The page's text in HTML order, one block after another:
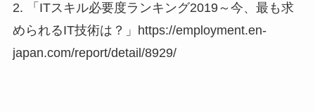
2. 「ITスキル必要度ランキング2019～今、最も求
められるIT技術は？」https://employment.en-
japan.com/report/detail/8929/